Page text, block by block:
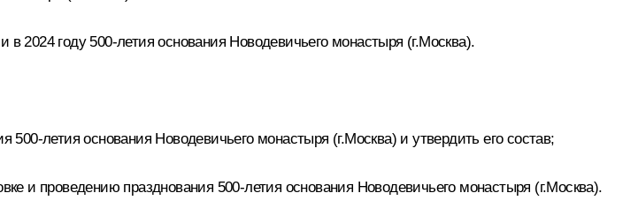
2024 году 500-летия основания Новодевичьего монастыря (г.Москва).
летия основания Новодевичьего монастыря (г.Москва) и утвердить его состав;
и проведению празднования 500-летия основания Новодевичьего монастыря (г.Москва).